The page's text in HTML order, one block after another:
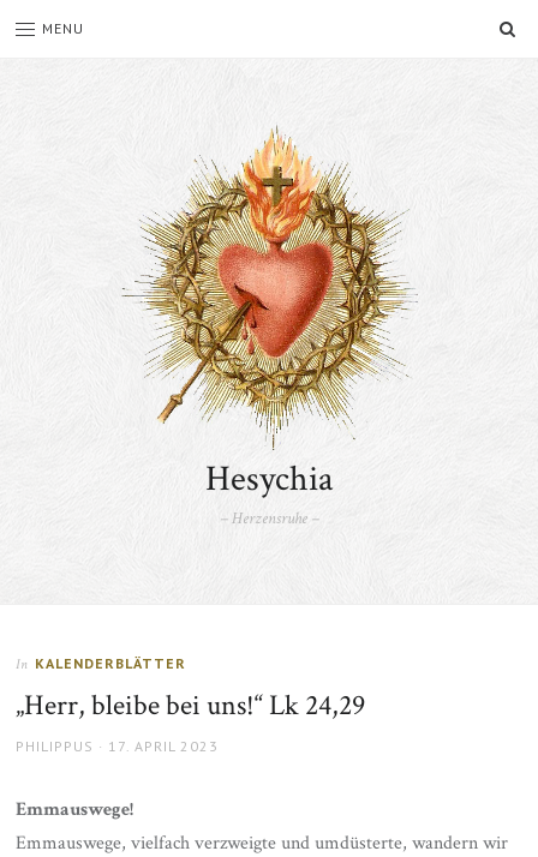
MENU
Hesychia
– Herzensruhe –
In KALENDERBLÄTTER
„Herr, bleibe bei uns!“ Lk 24,29
AUTHOR
PHILIPPUS
POSTED
17. APRIL 2023
Emmauswege!
Emmauswege, vielfach verzweigte und umdüsterte, wandern wir